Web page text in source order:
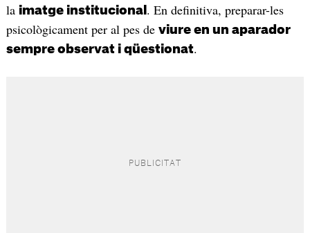
la imatge institucional . En definitiva, preparar-les
psicològicament per al pes de viure en un aparador
sempre observat i qüestionat.